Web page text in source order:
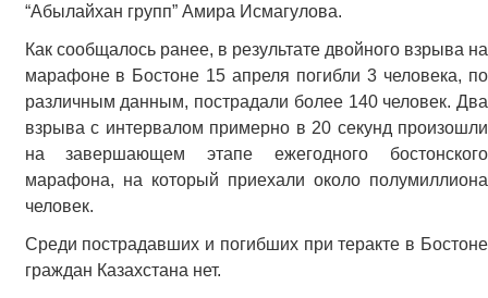
“Абылайхан групп” Амира Исмагулова.
Как сообщалось ранее, в результате двойного взрыва на
марафоне в Бостоне 15 апреля погибли 3 человека, по
различным данным, пострадали более 140 человек. Два
взрыва с интервалом примерно в 20 секунд произошли
на завершающем этапе ежегодного бостонского
марафона, на который приехали около полумиллиона
человек.
Среди пострадавших и погибших при теракте в Бостоне
граждан Казахстана нет.